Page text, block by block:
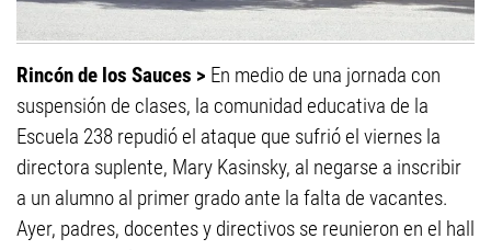
Rincón de los Sauces > En medio de una jornada con
suspensión de clases, la comunidad educativa de la
Escuela 238 repudió el ataque que sufrió el viernes la
directora suplente, Mary Kasinsky, al negarse a inscribir
a un alumno al primer grado ante la falta de vacantes.
Ayer, padres, docentes y directivos se reunieron en el hall